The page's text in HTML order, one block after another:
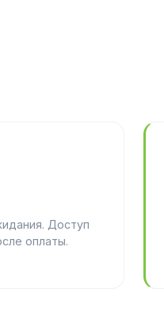
Доступ
оплаты.